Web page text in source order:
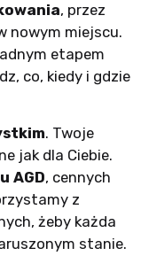
, przez
nowym miejscu.
etapem
co, kiedy i gdzie
. Twoje
jak dla Ciebie.
AGD, cennych
z
żeby każda
stanie.